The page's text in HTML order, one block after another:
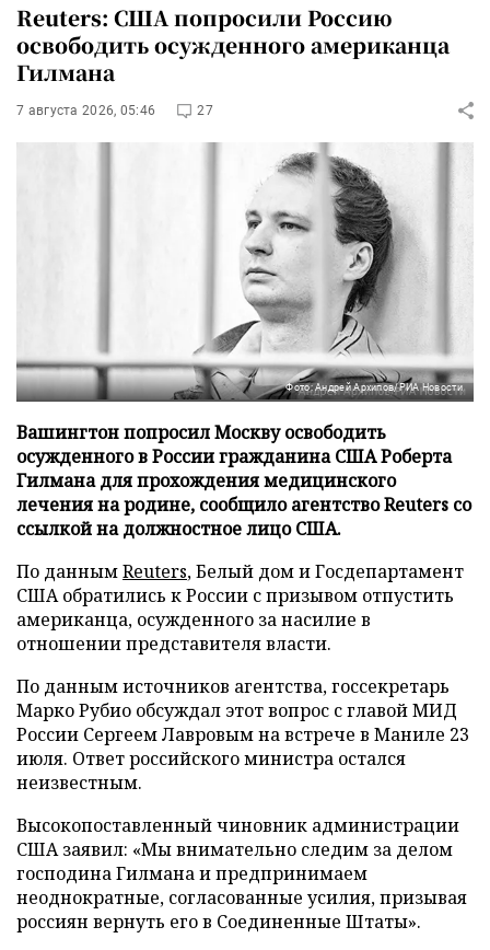
Reuters: США попросили Россию
освободить осужденного американца
Гилмана
7 августа 2026, 05:46 27
Фото: Андрей Архипов/РИА Новости
Вашингтон попросил Москву освободить
осужденного в России гражданина США Роберта
Гилмана для прохождения медицинского
лечения на родине, сообщило агентство Reuters со
ссылкой на должностное лицо США.
По даннымReuters, Белый дом и Госдепартамент
США обратились к России с призывом отпустить
американца, осужденного за насилие в
отношении представителя власти.
По данным источников агентства, госсекретарь
Марко Рубио обсуждал этот вопрос с главой МИД
России Сергеем Лавровым на встрече в Маниле 23
июля. Ответ российского министра остался
неизвестным.
Высокопоставленный чиновник администрации
США заявил: «Мы внимательно следим за делом
господина Гилмана и предпринимаем
неоднократные, согласованные усилия, призывая
россиян вернуть его в Соединенные Штаты».